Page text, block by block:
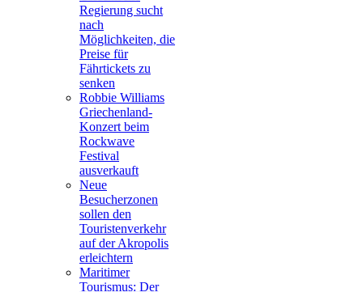
Regierung sucht
nach
Möglichkeiten, die
Preise für
Fährtickets zu
senken
Robbie Williams
Griechenland-
Konzert beim
Rockwave
Festival
ausverkauft
Neue
Besucherzonen
sollen den
Touristenverkehr
auf der Akropolis
erleichtern
Maritimer
Tourismus: Der